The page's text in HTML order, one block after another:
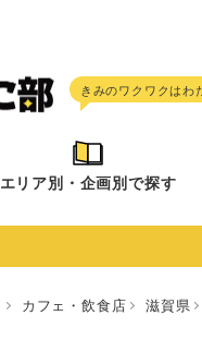
エリア別・企画別で探す
カフェ・飲食店 滋賀県